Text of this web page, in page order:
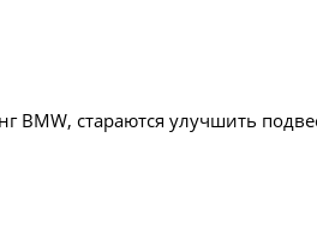
стараются улучшить